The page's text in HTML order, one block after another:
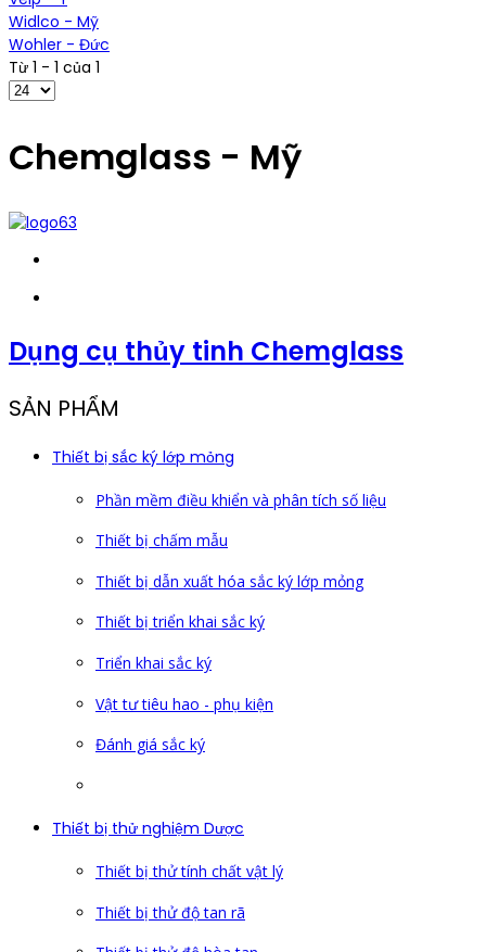
Widlco - Mỹ
Wohler - Đức
Từ 1 - 1 của 1
Chemglass - Mỹ
Dụng cụ thủy tinh Chemglass
SẢN PHẨM
Thiết bị sắc ký lớp mỏng
Phần mềm điều khiển và phân tích số liệu
Thiết bị chấm mẫu
Thiết bị dẫn xuất hóa sắc ký lớp mỏng
Thiết bị triển khai sắc ký
Triển khai sắc ký
Vật tư tiêu hao - phụ kiện
Đánh giá sắc ký
Thiết bị thử nghiệm Dược
Thiết bị thử tính chất vật lý
Thiết bị thử độ tan rã